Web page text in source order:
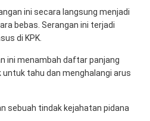
ini secara langsung menjadi
bebas. Serangan ini terjadi
di KPK.
ini menambah daftar panjang
tahu dan menghalangi arus
sebuah tindak kejahatan pidana